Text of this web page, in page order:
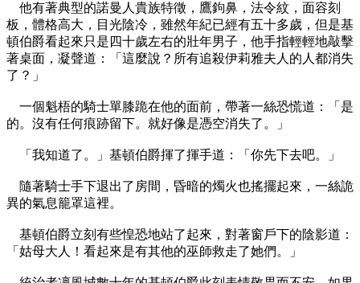
他有著典型的諾曼人貴族特徵，鷹鉤鼻，法令紋，面容刻
板，體格高大，目光陰冷，雖然年紀已經有五十多歲，但是基
頓伯爵看起來只是四十歲左右的壯年男子，他手指輕輕地敲擊
著桌面，凝聲道：「這麼說？所有追殺伊莉雅夫人的人都消失
了？」
一個魁梧的騎士單膝跪在他的面前，帶著一絲恐慌道：「是
的。沒有任何痕跡留下。就好像是憑空消失了。」
「我知道了。」基頓伯爵揮了揮手道：「你先下去吧。」
隨著騎士手下退出了房間，昏暗的燭火也搖擺起來，一絲詭
異的氣息籠罩這裡。
基頓伯爵立刻有些惶恐地站了起來，對著窗戶下的陰影道：
「姑母大人！看起來是有其他的巫師救走了她們。」